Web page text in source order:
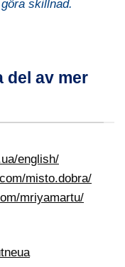
skillnad.
del av mer
english/
misto.dobra/
mriyamartu/